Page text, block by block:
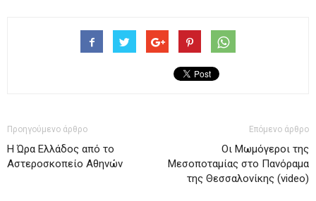
Προηγούμενο άρθρο
Η Ώρα Ελλάδος από το
Αστεροσκοπείο Αθηνών
Επόμενο άρθρο
Οι Μωμόγεροι της
Μεσοποταμίας στο Πανόραμα
της Θεσσαλονίκης (video)